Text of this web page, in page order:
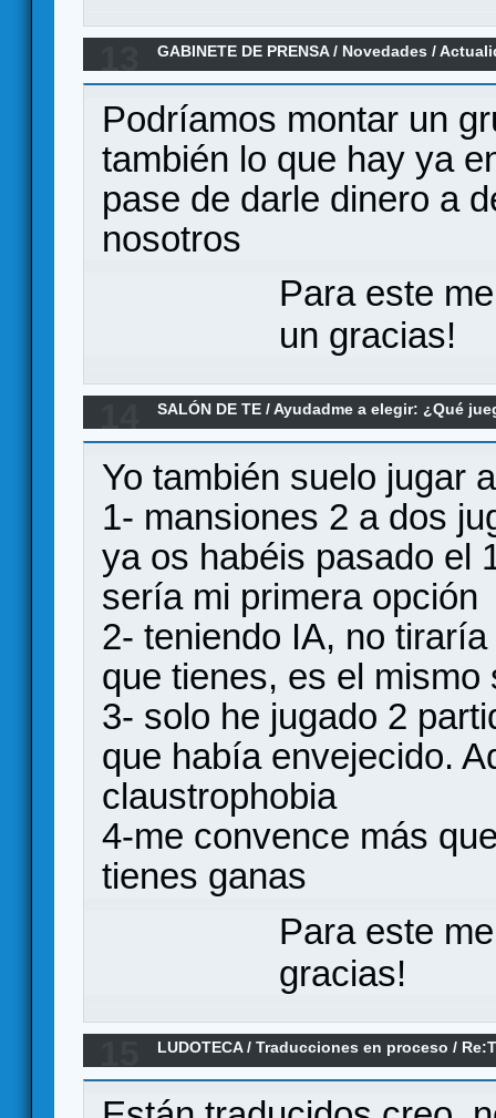
GABINETE DE PRENSA/ Novedades /
mesa.
Podríamos montar un
también lo que hay ya
pase de darle dinero a
nosotros
Para este
un gracias!
SALÓN DE TE /Ayudadme a elegir: ¿Qué
2 Vs. Descent 2 Vs. SpaceHulk Vs. Pack
Yo también suelo jugar
1- mansiones 2 a dos
ya os habéis pasado el
sería mi primera opción
2- teniendo IA, no
que tienes, es el
3- solo he jugado 2
que había envejecido.
claustrophobia
4-me convence más
tienes ganas
Para este
gracias!
LUDOTECA/Traducciones en proceso /